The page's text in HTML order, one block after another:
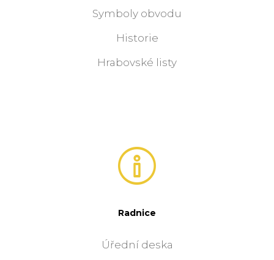
Symboly obvodu
Historie
Hrabovské listy
Radnice
Úřední deska